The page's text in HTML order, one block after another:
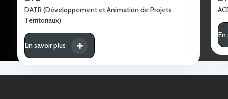
DATR (Développement et Animation de Projets
Territoriaux)
En savoir plus
En